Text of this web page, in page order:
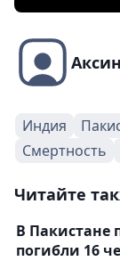
Индия
Смертность
Читайте
В Пакистане
погибли 16